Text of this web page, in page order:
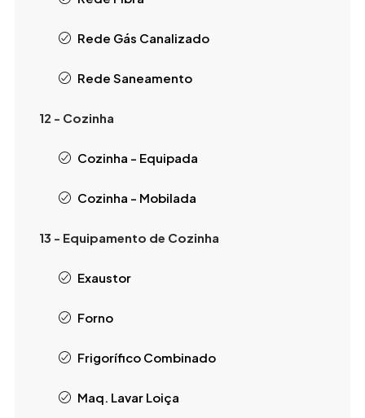
Rede Gás Canalizado
Rede Saneamento
12 - Cozinha
Cozinha - Equipada
Cozinha - Mobilada
13 - Equipamento de Cozinha
Exaustor
Forno
Frigorífico Combinado
Maq. Lavar Loiça